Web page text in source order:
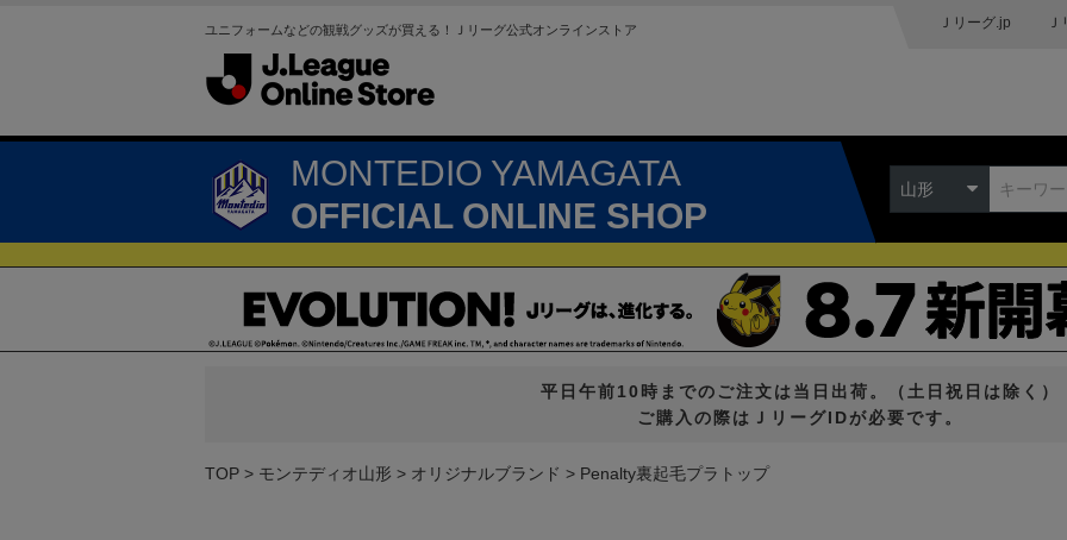
ユニフォームなどの観戦グッズが買える！Ｊリーグ公式オンラインストア Ｊリーグ.jp
MONTEDIO YAMAGATA
OFFICIAL ONLINE SHOP
山形
平日午前10時までのご注文は当日出荷。（土日祝日は除く）
ご購入の際はＪリーグIDが必要です。
TOP モンテディオ山形 オリジナルブランド Penalty裏起毛プラトップ